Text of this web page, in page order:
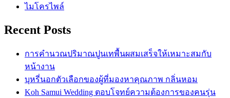
ไมโครไพล์
Recent Posts
การคำนวณปริมาณปูนเทพื้นผสมเสร็จให้เหมาะสมกับ
หน้างาน
บุหรี่นอกตัวเลือกของผู้ที่มองหาคุณภาพ กลิ่นหอม
Koh Samui Wedding ตอบโจทย์ความต้องการของคนรุ่น